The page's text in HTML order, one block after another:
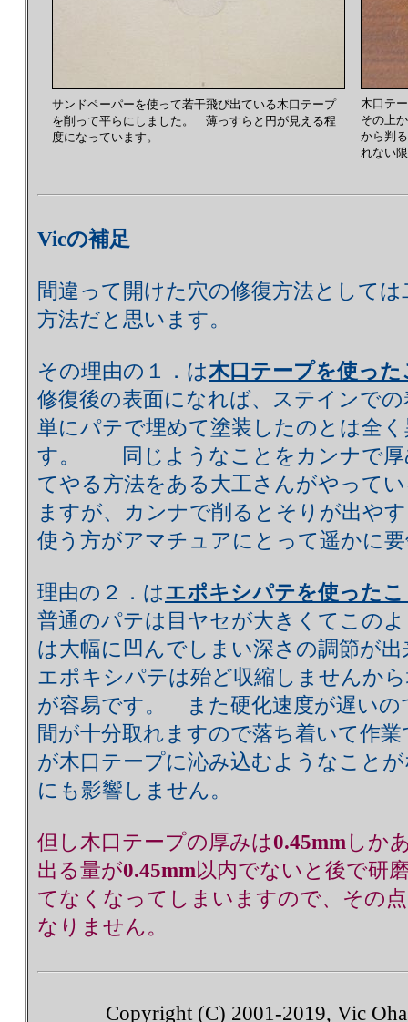
サンドペーパーを使って若干飛び出ている木口テープ
を削って平らにしました。 薄っすらと円が見える程
度になっています。
木口テ
その上
から判
れない
Vicの補足
間違って開けた穴の修復方法として
方法だと思います。
その理由の１．は木口テープを使った
修復後の表面になれば、ステインで
単にパテで埋めて塗装したのとは全
す。 同じようなことをカンナで厚
てやる方法をある大工さんがやって
ますが、カンナで削るとそりが出や
使う方がアマチュアにとって遥かに
理由の２．はエポキシパテを使った
普通のパテは目ヤセが大きくてこの
は大幅に凹んでしまい深さの調節
エポキシパテは殆ど収縮しませんか
が容易です。 また硬化速度が遅いの
間が十分取れますので落ち着いて作
が木口テープに沁み込むようなこと
にも影響しません。
但し木口テープの厚みは0.45mm しか
出る量が0.45mm以内でないと後で研
てなくなってしまいますので、その
なりません。
Copyright (C) 2001-2019, Vic